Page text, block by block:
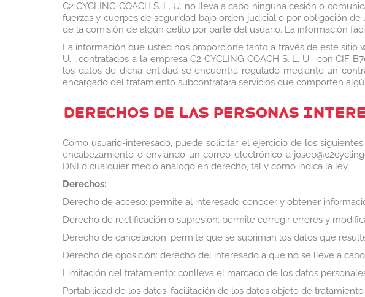
C2 CYCLING COACH S. L. U. no lleva a cabo ninguna cesión o
fuerzas y cuerpos de seguridad bajo orden judicial o por obligación
de la comisión de algún delito por parte del usuario. La información
La información que usted nos proporcione tanto a través de este sitio
U. , contratados a la empresa C2 CYCLING COACH S. L. U. con CIF
los datos de dicha entidad se encuentra regulado mediante un
encargado del tratamiento subcontratará servicios que comporten
DERECHOS DE LAS PERSONAS
Como usuario-interesado, puede solicitar el ejercicio de los
encabezamiento o enviando un correo electrónico a
DNI o cualquier medio análogo en derecho, tal y como indica la ley.
Derechos:
Derecho de acceso: permite al interesado conocer y obtener
Derecho de rectificación o supresión: permite corregir errores y
Derecho de cancelación: permite que se supriman los datos que
Derecho de oposición: derecho del interesado a que no se lleve a
Limitación del tratamiento: conlleva el marcado de los datos
Portabilidad de los datos: facilitación de los datos objeto de